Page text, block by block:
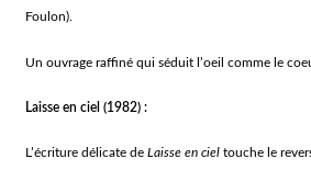
Foulon).
Un ouvrage raffiné qui séduit l’oeil comme le
Laisse en ciel (1982) :
L’écriture délicate deLaisse en ciel touche le